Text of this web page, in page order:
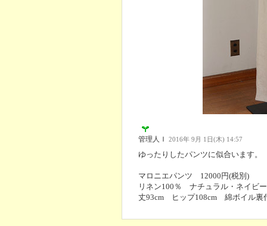
管理人Ｉ 2016年 9月 1日(木) 14:57
ゆったりしたパンツに似合います。
マロニエパンツ 12000円(税別)
リネン100％ ナチュラル・ネイビー
丈93cm ヒップ108cm 綿ボイル裏